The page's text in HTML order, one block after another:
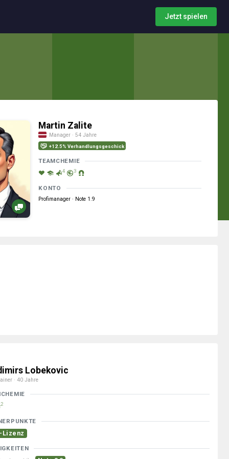
Jetzt spielen
Martin Zalite
Manager · 54 Jahre
+12.5% Verhandlungsgeschick
TEAMCHEMIE
4 3
KONTO
Profimanager · Note 1.9
Lobekovic
· 40 Jahre
2
Lizenz